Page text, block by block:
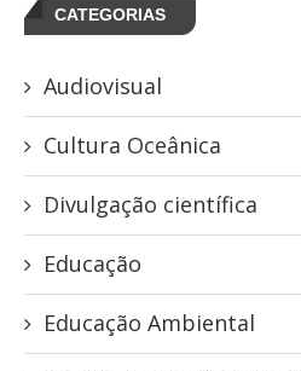
CATEGORIAS
Audiovisual
Cultura Oceânica
Divulgação científica
Educação
Educação Ambiental